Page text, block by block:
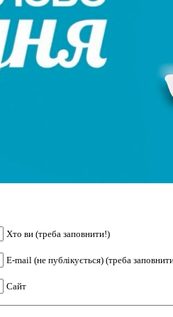
Хто ви (треба заповнити!)
E-mail (не публікується) (треба
Сайт